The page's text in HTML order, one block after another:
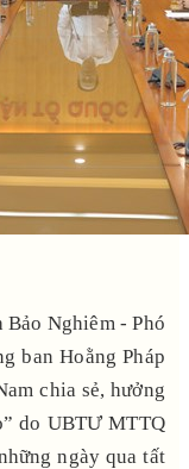
Nghiêm - Phó
ban Hoằng Pháp
chia sẻ, hưởng
do UBTƯ MTTQ
ngày qua tất